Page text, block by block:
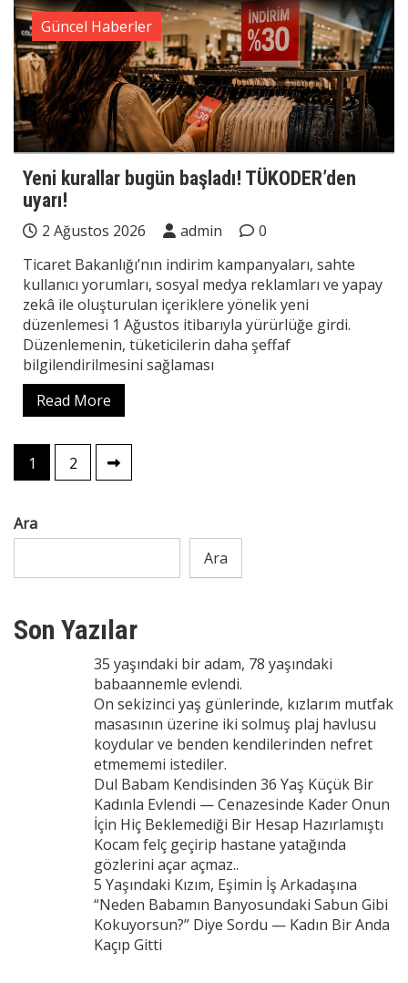
Güncel Haberler
Yeni kurallar bugün başladı! TÜKODER’den
uyarı!
2 Ağustos 2026 admin
0
Ticaret Bakanlığı’nın indirim kampanyaları, sahte
kullanıcı yorumları, sosyal medya reklamları ve yapay
zekâ ile oluşturulan içeriklere yönelik yeni
düzenlemesi 1 Ağustos itibarıyla yürürlüğe girdi.
Düzenlemenin, tüketicilerin daha şeffaf
bilgilendirilmesini sağlaması
Read More
Yazı
sayfalaması
1 2
Ara
Ara
Son Yazılar
35 yaşındaki bir adam, 78 yaşındaki
babaannemle evlendi.
On sekizinci yaş günlerinde, kızlarım mutfak
masasının üzerine iki solmuş plaj havlusu
koydular ve benden kendilerinden nefret
etmememi istediler.
Dul Babam Kendisinden 36 Yaş Küçük Bir
Kadınla Evlendi — Cenazesinde Kader Onun
İçin Hiç Beklemediği Bir Hesap Hazırlamıştı
Kocam felç geçirip hastane yatağında
gözlerini açar açmaz..
5 Yaşındaki Kızım, Eşimin İş Arkadaşına
“Neden Babamın Banyosundaki Sabun Gibi
Kokuyorsun?” Diye Sordu — Kadın Bir Anda
Kaçıp Gitti